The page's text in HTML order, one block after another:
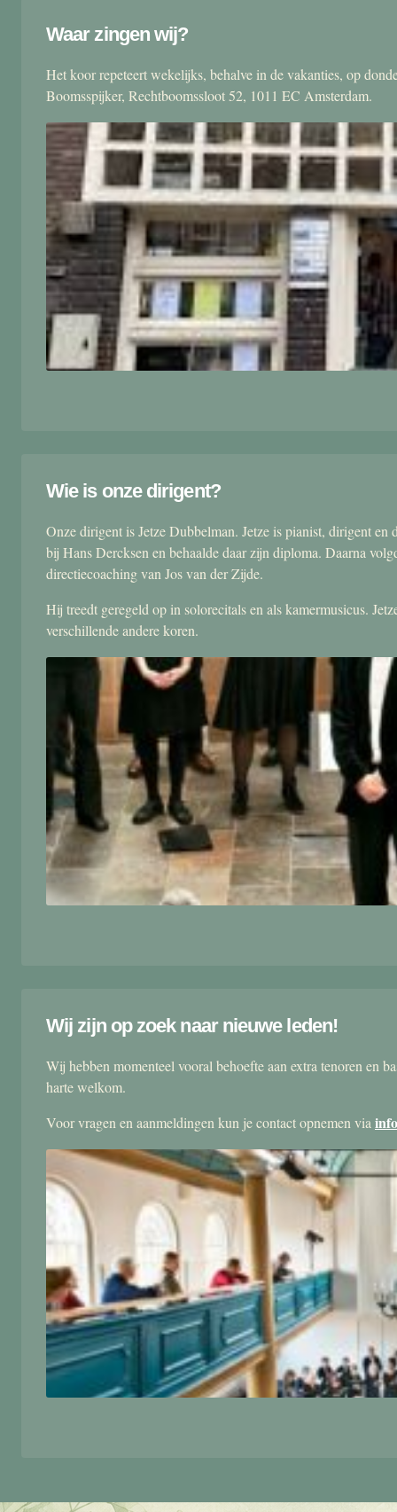
Waar zingen wij?
Het koor repeteert wekelijks, behalve in de vakanties, op
Boomsspijker, Rechtboomssloot 52, 1011 EC Amsterdam.
Wie is onze dirigent?
Onze dirigent is Jetze Dubbelman. Jetze is pianist, dirigent
bij Hans Dercksen en behaalde daar zijn diploma. Daarna
directiecoaching van Jos van der Zijde.
Hij treedt geregeld op in solorecitals en als kamermusicus.
verschillende andere koren.
Wij zijn op zoek naar nieuwe leden!
Wij hebben momenteel vooral behoefte aan extra tenoren en
harte welkom.
Voor vragen en aanmeldingen kun je contact opnemen via